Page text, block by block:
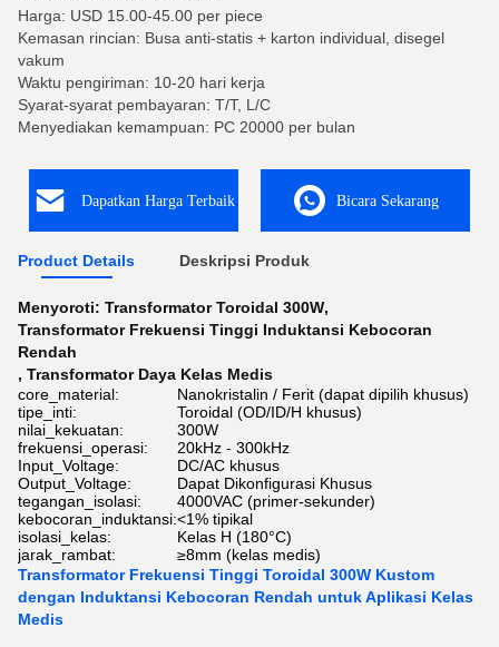
Harga: USD 15.00-45.00 per piece
Kemasan rincian: Busa anti-statis + karton individual, disegel
vakum
Waktu pengiriman: 10-20 hari kerja
Syarat-syarat pembayaran: T/T, L/C
Menyediakan kemampuan: PC 20000 per bulan
Dapatkan Harga Terbaik Bicara Sekarang
Product Details Deskripsi Produk
Menyoroti: Transformator Toroidal 300W,
Transformator Frekuensi Tinggi Induktansi Kebocoran
Rendah
, Transformator Daya Kelas Medis
core_material:
Nanokristalin / Ferit (dapat dipilih khusus)
tipe_inti:
Toroidal (OD/ID/H khusus)
nilai_kekuatan:
300W
frekuensi_operasi:
20kHz - 300kHz
Input_Voltage:
DC/AC khusus
Output_Voltage:
Dapat Dikonfigurasi Khusus
tegangan_isolasi:
4000VAC (primer-sekunder)
kebocoran_induktansi:<1% tipikal
isolasi_kelas:
Kelas H (180°C)
jarak_rambat:
≥8mm (kelas medis)
Transformator Frekuensi Tinggi Toroidal 300W Kustom
dengan Induktansi Kebocoran Rendah untuk Aplikasi Kelas
Medis